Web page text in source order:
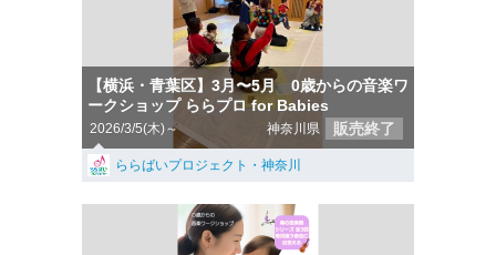
【横浜・青葉区】3月〜5月 0歳からの音楽ワ
ークショップ ららプロ for Babies
2026/3/5(木)～ 神奈川県 販売終了
ららばいプロジェクト・神奈川